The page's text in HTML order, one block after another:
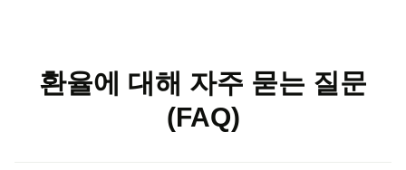
환율에 대해 자주 묻는 질문
(FAQ)